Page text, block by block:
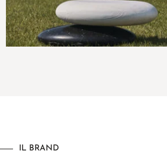
IL BRAND